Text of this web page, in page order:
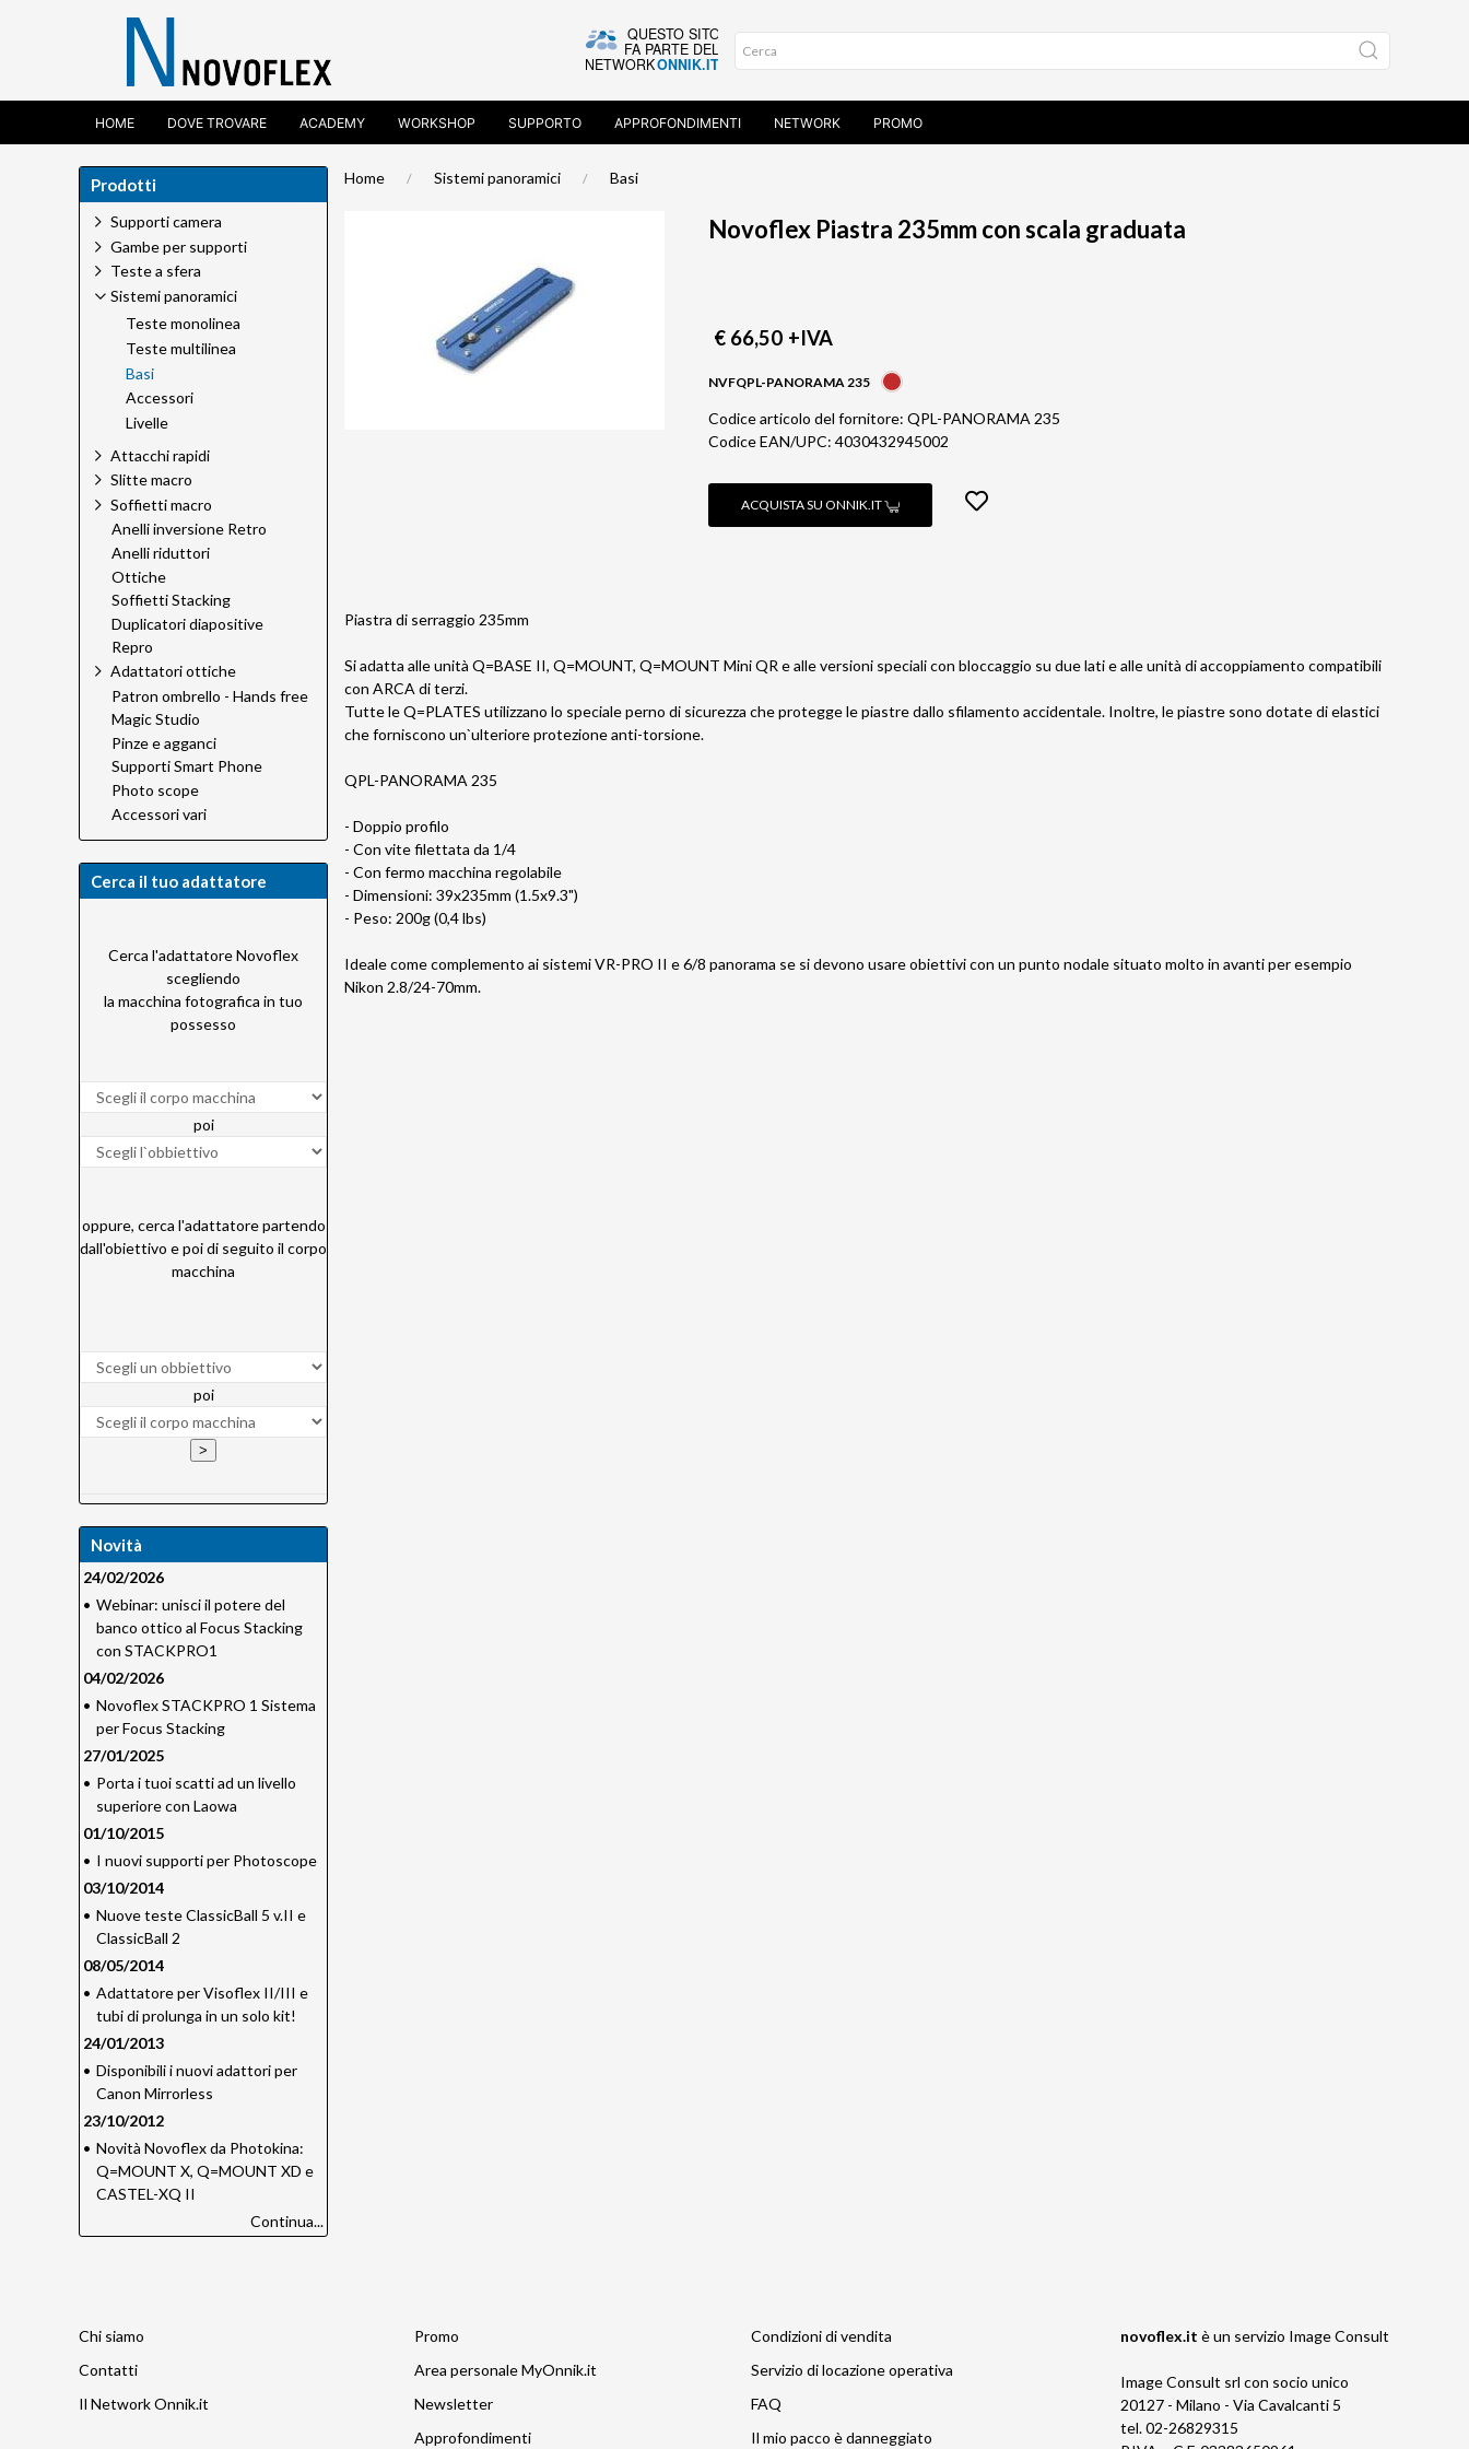
HOME DOVE TROVARE ACADEMY WORKSHOP SUPPORTO APPROFONDIMENTI NETWORK PROMO
Home Sistemi panoramici Basi
Novoflex Piastra 235mm con scala graduata
€ 66,50 +IVA
NVFQPL-PANORAMA 235
Codice articolo del fornitore: QPL-PANORAMA 235
Codice EAN/UPC: 4030432945002
ACQUISTA SU ONNIK.IT
Piastra di serraggio 235mm
Si adatta alle unità Q=BASE II, Q=MOUNT, Q=MOUNT Mini QR e alle versioni speciali con bloccaggio su due lati e alle unità di accoppiamento compatibili
con ARCA di terzi.
Tutte le Q=PLATES utilizzano lo speciale perno di sicurezza che protegge le piastre dallo sfilamento accidentale. Inoltre, le piastre sono dotate di elastici
che forniscono un`ulteriore protezione anti-torsione.
QPL-PANORAMA 235
- Doppio profilo
- Con vite filettata da 1/4
- Con fermo macchina regolabile
- Dimensioni: 39x235mm (1.5x9.3")
- Peso: 200g (0,4 lbs)
Ideale come complemento ai sistemi VR-PRO II e 6/8 panorama se si devono usare obiettivi con un punto nodale situato molto in avanti per esempio
Nikon 2.8/24-70mm.
Prodotti
Supporti camera
Gambe per supporti
Teste a sfera
Sistemi panoramici
Teste monolinea
Teste multilinea
Basi
Accessori
Livelle
Attacchi rapidi
Slitte macro
Soffietti macro
Anelli inversione Retro
Anelli riduttori
Ottiche
Soffietti Stacking
Duplicatori diapositive
Repro
Adattatori ottiche
Patron ombrello - Hands free
Magic Studio
Pinze e agganci
Supporti Smart Phone
Photo scope
Accessori vari
Cerca il tuo adattatore
Cerca l'adattatore Novoflex
scegliendo
la macchina fotografica in tuo
possesso
poi
oppure, cerca l'adattatore partendo
dall'obiettivo e poi di seguito il corpo
macchina
poi
Novità
24/02/2026
• Webinar: unisci il potere del
banco ottico al Focus Stacking
con STACKPRO1
04/02/2026
• Novoflex STACKPRO 1 Sistema
per Focus Stacking
27/01/2025
• Porta i tuoi scatti ad un livello
superiore con Laowa
01/10/2015
• I nuovi supporti per Photoscope
03/10/2014
• Nuove teste ClassicBall 5 v.II e
ClassicBall 2
08/05/2014
• Adattatore per Visoflex II/III e
tubi di prolunga in un solo kit!
24/01/2013
• Disponibili i nuovi adattori per
Canon Mirrorless
23/10/2012
• Novità Novoflex da Photokina:
Q=MOUNT X, Q=MOUNT XD e
CASTEL-XQ II
Continua...
Chi siamo
Contatti
Il Network Onnik.it
Promo
Area personale MyOnnik.it
Newsletter
Approfondimenti
Condizioni di vendita
Servizio di locazione operativa
FAQ
Il mio pacco è danneggiato
novoflex.it è un servizio Image Consult
Image Consult srl con socio unico
20127 - Milano - Via Cavalcanti 5
tel. 02-26829315